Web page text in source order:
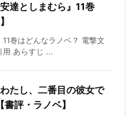
達としまむら』11巻
11巻はどんなラノベ？ 電撃文
用 あらすじ ...
たし、二番目の彼女で
評・ラノベ】